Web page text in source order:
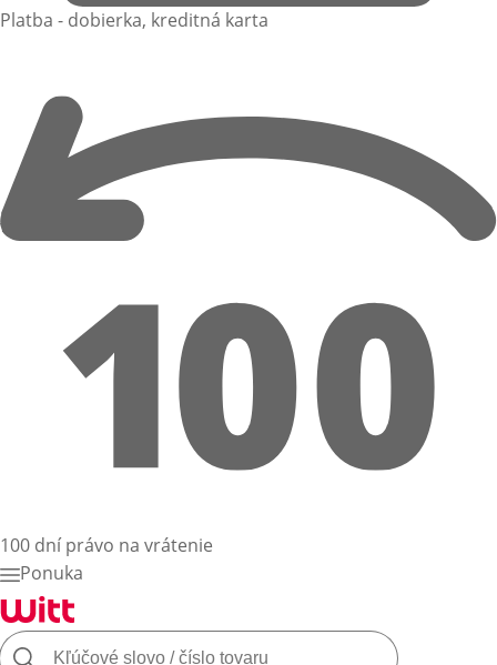
Platba - dobierka, kreditná karta
100 dní právo na vrátenie
Ponuka